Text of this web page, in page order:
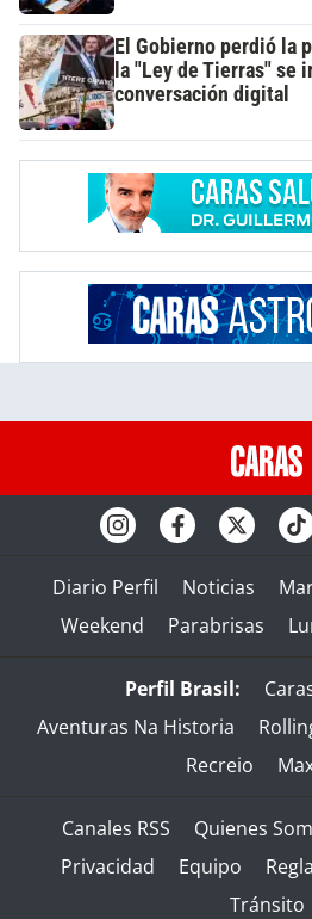
El Gobierno perdió la
la "Ley de Tierras" se
conversación digital
Diario Perfil Noticias
Weekend
Parabrisas
Perfil Brasil:
Aventuras Na Historia
Recreio
Canales RSS Quienes
Privacidad
Equipo
Tránsito